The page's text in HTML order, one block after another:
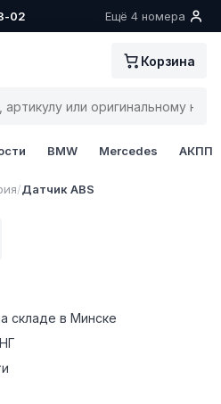
02 Ещё 4 номера
Корзина
BMW Mercedes АКПП
/Датчик ABS
складе в Минске